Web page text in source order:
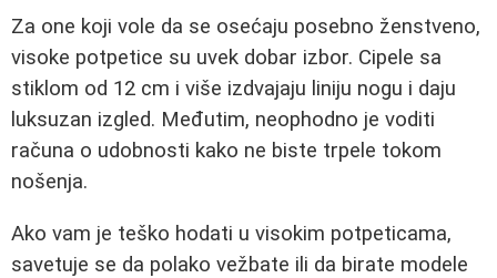
Za one koji vole da se osećaju posebno ženstveno,
visoke potpetice su uvek dobar izbor. Cipele sa
stiklom od 12 cm i više izdvajaju liniju nogu i daju
luksuzan izgled. Međutim, neophodno je voditi
računa o udobnosti kako ne biste trpele tokom
nošenja.
Ako vam je teško hodati u visokim potpeticama,
savetuje se da polako vežbate ili da birate modele